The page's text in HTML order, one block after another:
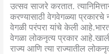
उत्सव साजरे करतात.
करण्यासाठी वेगवेगळ्या प्रकारचे
वेगळी परंपरा यांचे केली
वेगळा लोकनृत्य प्रकार
राज्य आणि त्या राज्यातील